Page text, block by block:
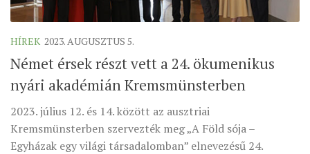
ZSINATI IMA
ZSINATI HÍREK-ÚJSÁG
HÍREK 2023. AUGUSZTUS 5.
Német érsek részt vett a 24. ökumenikus
nyári akadémián Kremsmünsterben
2023. július 12. és 14. között az ausztriai
Kremsmünsterben szervezték meg „A Föld sója –
Egyházak egy világi társadalomban” elnevezésű 24.